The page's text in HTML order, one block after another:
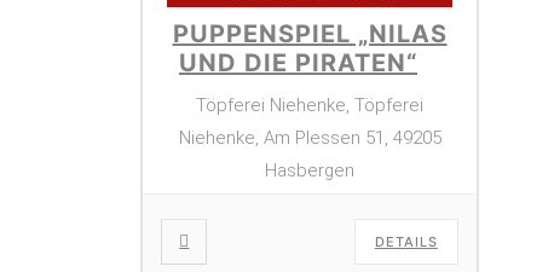
PUPPENSPIEL „NILAS
UND DIE PIRATEN“
Töpferei Niehenke, Töpferei
Niehenke, Am Plessen 51, 49205
Hasbergen
DETAILS